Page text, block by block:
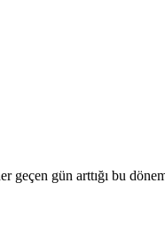
gün arttığı bu